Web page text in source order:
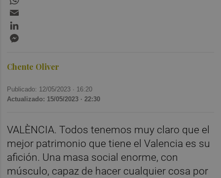
Chente Oliver
Publicado: 12/05/2023 · 16:20
Actualizado: 15/05/2023 · 22:30
VALÈNCIA. Todos tenemos muy claro que el
mejor patrimonio que tiene el Valencia es su
afición. Una masa social enorme, con
músculo, capaz de hacer cualquier cosa por